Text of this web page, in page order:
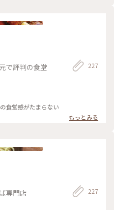
で評判の食堂 227
ん 町の食堂感がたまらない
もっとみる
専門店 227